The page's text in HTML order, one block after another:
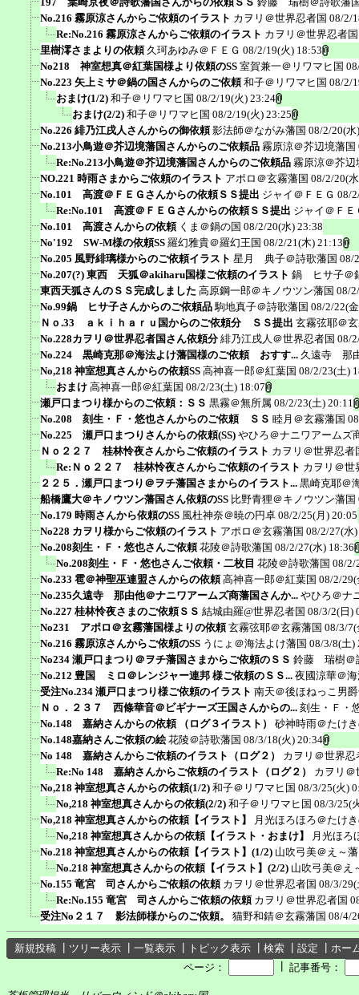
No.216 霧原涼さんからご依頼のイラスト カヲリ＠世界忍者国 08/2/
Re:No.216 霧原涼さんからご依頼のイラスト カヲリ＠世界忍者国
里樹澪さまよりの依頼 久珂あゆみ＠ＦＥＧ 08/2/19(火) 18:53
No218 神室想真＠紅葉国様より依頼のSS 室賀兼一＠リワマヒ国
No.223 矢上ミサ＠鍋の国さんからのご依頼 和子＠リワマヒ国 08/2/
おまけ(1/2) 和子＠リワマヒ国 08/2/19(火) 23:24
おまけ(2/2) 和子＠リワマヒ国 08/2/19(火) 23:25
No.226 緋乃江戌人さんからの御依頼 影法師＠ながみ藩国 08/2/20(水
No.213小鳥遊＠芥辺境藩国さんからのご依頼品 霧原涼＠芥辺境藩国
Re:No.213小鳥遊＠芥辺境藩国さんからのご依頼品 霧原涼＠芥辺
NO.221 時雨さまからご依頼のイラスト アポロ＠玄霧藩国 08/2/20(
No.101 高渡＠ＦＥＧさんからの依頼ＳＳ提出 ジャイ＠ＦＥＧ 08/
Re:No.101 高渡＠ＦＥＧさんからの依頼ＳＳ提出 ジャイ＠ＦＥ
No.101 高渡さんからの依頼 くま＠鍋の国 08/2/20(水) 23:38
No'192 SW-M様の依頼SS 羅幻雅貴＠羅幻王国 08/2/21(木) 21:13
No.205 風野緋璃様からのご依頼イラスト 星月 典子＠詩歌藩国 08/
No.207(?) 東西 天狐＠akiharu国様ご依頼のイラスト 鍋 ヒサ子＠
東西天狐さんのＳＳ完成しました 高原鋼一郎＠キノウツン藩国 08/
No.99鍋 ヒサ子さんからのご依頼品 駒地真子＠詩歌藩国 08/2/22(
Ｎｏ.33 ａｋｉｈａｒｕ国からのご依頼分 ＳＳ提出 玄霧弦耶＠
No.228カヲリ＠世界忍者国さん依頼分 緋乃江戌人＠世界忍者国 08/
No.224 黒崎克那＠海法よけ藩国様のご依頼 おすす... 久遠寺 那
No,218 神室想真さんからの依頼SS 高神喜一郎＠紅葉国 08/2/23(土)
おまけ 高神喜一郎＠紅葉国 08/2/23(土) 18:07
瀬戸口まつり様からのご依頼：ＳＳ 黒霧＠無所属 08/2/23(土) 20:11
No.208 刻生・Ｆ・悠也さんからのご依頼 ＳＳ 睦月＠玄霧藩国
No.225 瀬戸口まつりさんからの依頼(SS) やひろ＠ナニワアームズ
Ｎｏ２２７ 桂林怜夜さんからご依頼のイラスト カヲリ＠世界忍者
Re:Ｎｏ２２７ 桂林怜夜さんからご依頼のイラスト カヲリ＠世
２２５．瀬戸口まつり＠ヲチ藩国さまからのイラスト... 黒崎克耶＠
船橋鷹大＠キノウツン藩国さん依頼のSS 比野青狸＠キノウツン藩国
No.179 時雨さんから依頼のSS 風杜神奈＠暁の円卓 08/2/25(月) 20:05
No228 カヲリ様からご依頼のイラスト アポロ＠玄霧藩国 08/2/27(水
No.208刻生・Ｆ・悠也さんご依頼 花陵＠詩歌藩国 08/2/27(水) 18:36
No.208刻生・Ｆ・悠也さんご依頼・二枚目 花陵＠詩歌藩国 08/2/
No.233 雹＠神聖巫連盟さんからの依頼 高神喜一郎＠紅葉国 08/2/29(
No.235久遠寺 那由他＠ナニワアームズ商藩国さんか... やひろ＠ナ
No.227 桂林怜夜さまのご依頼ＳＳ 結城由羅@世界忍者国 08/3/2(日)
No231 アポロ＠玄霧藩国様よりの依頼 玄霧弦耶＠玄霧藩国 08/3/7(
No.216 霧原涼さんからご依頼のSS うにょ＠海法よけ藩国 08/3/8(土)
No234 瀬戸口まつり＠ヲチ藩国さまからご依頼のＳＳ 鈴藤 瑞樹＠
No.212 豊国 ミロ＠レンジャー連邦 様ご依頼のＳＳ... 夜國涼華＠
受注No.234 瀬戸口まつり様ご依頼のイラスト 南天＠後ほねっこ男
Ｎｏ．２３７ 西條華音＠ビギナーズ王国さんからの... 刻生・Ｆ・
No.148 嘉納さんからの依頼 （ログ３イラスト）
砂神時雨＠たけ
No.148嘉納さんご依頼の絵 花陵＠詩歌藩国 08/3/18(火) 20:34
No 148 嘉納さんからご依頼のイラスト（ログ２）
カヲリ＠世界忍
Re:No 148 嘉納さんからご依頼のイラスト（ログ２）
カヲリ＠
No,218 神室想真さんからの依頼(1/2) 和子＠リワマヒ国 08/3/25(火)
No,218 神室想真さんからの依頼(2/2) 和子＠リワマヒ国 08/3/25(
No,218 神室想真さんからの依頼【イラスト】
月光ほろほろ＠たけ
No,218 神室想真さんからの依頼【イラスト・おまけ】
月光ほろ
No.218 神室想真さんからの依頼【イラスト】(1/2) 山吹弓美＠え～
No.218 神室想真さんからの依頼【イラスト】(2/2) 山吹弓美＠え
No.155 竜宮 司さんからご依頼の依頼 カヲリ＠世界忍者国 08/3/29(
Re:No.155 竜宮 司さんからご依頼の依頼 カヲリ＠世界忍者国
受注No２１７ 影法師様からのご依頼。
猫野和錆＠玄霧藩国 08/4/
新規投稿 ツリー表示 一覧表示 トピック表示 検索 設定
ホー
ページ：
記事番号：